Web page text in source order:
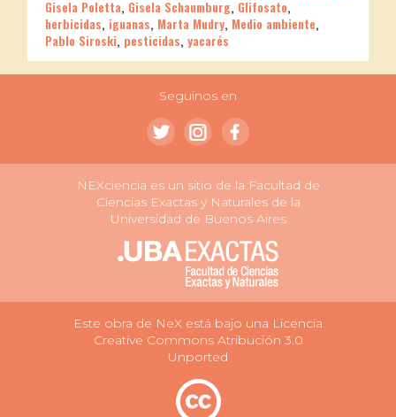
Gisela Poletta, Gisela Schaumburg, Glifosato,
herbicidas, iguanas, Marta Mudry, Medio ambiente,
Pablo Siroski, pesticidas,yacarés
Seguinos en
NEXciencia es un sitio de la Facultad de
Ciencias Exactas y Naturales de la
Universidad de Buenos Aires
Este obra de NeX está bajo una Licencia
Creative Commons Atribución 3.0
Unported